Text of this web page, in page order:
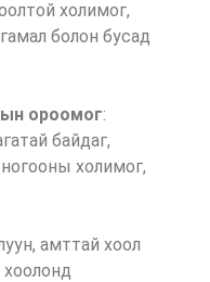
холимог,
болон бусад
ороомог:
байдаг,
холимог,
амттай хоол